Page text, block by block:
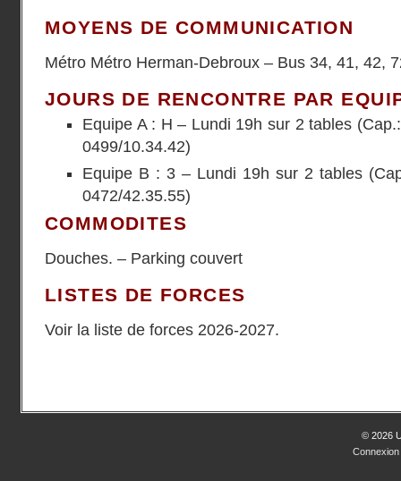
MOYENS DE COMMUNICATION
Métro Métro Herman-Debroux – Bus 34, 41, 42,
JOURS DE RENCONTRE PAR
Equipe A : H – Lundi 19h sur 2 tables
0499/10.34.42)
Equipe B : 3 – Lundi 19h sur 2 tables
0472/42.35.55)
COMMODITES
Douches. – Parking couvert
LISTES DE FORCES
Voir la liste de forces 2026-2027.
© 2026
Connexion